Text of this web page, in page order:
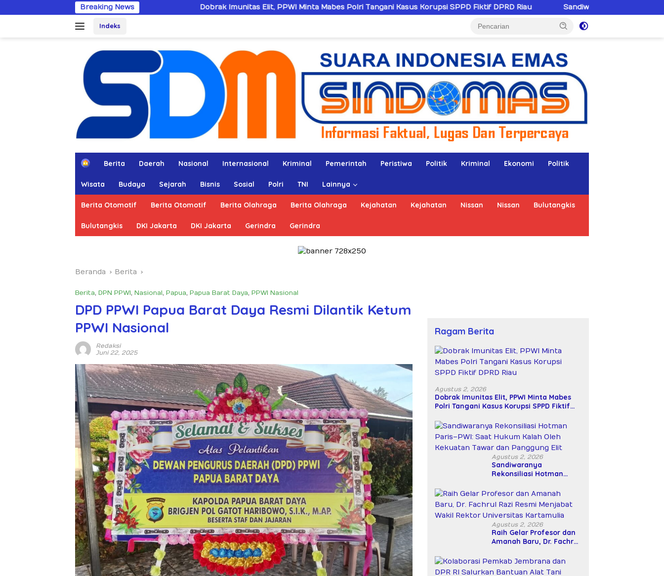
ke
Breaking NewsDobrak Imunitas Elit, PPWI Minta Mabes Polri Tangani Kasus Korupsi SPPD Fiktif DPRD Riau Sandiwaranya Rekonsiliasi Hotman Paris–PWI:
Indeks
H
e
Berita Daerah Nasional Internasional Kriminal Pemerintah Peristiwa Politik Kriminal Ekonomi Politik
Wisata Budaya Sejarah Bisnis Sosial Polri TNI Lainnya
Berita Otomotif Berita Otomotif Berita Olahraga Berita Olahraga Kejahatan Kejahatan Nissan Nissan Bulutangkis
Bulutangkis DKI Jakarta DKI Jakarta Gerindra Gerindra
Beranda Berita
Berita, DPN PPWI, Nasional, Papua, Papua Barat Daya, PPWI Nasional
DPD PPWI Papua Barat Daya Resmi Dilantik Ketum
PPWI Nasional
Redaksi
Juni 22, 2025
Ragam Berita
Agustus 2, 2026
Dobrak Imunitas Elit, PPWI Minta Mabes
Polri Tangani Kasus Korupsi SPPD Fiktif
Agustus 2, 2026
Sandiwaranya
Rekonsiliasi Hotman
Kalah Oleh Kekuatan
Tawar dan Panggung Elit
Agustus 2, 2026
Raih Gelar Profesor dan
Amanah Baru, Dr. Fachrul
Wakil Rektor Universitas
Kartamulia